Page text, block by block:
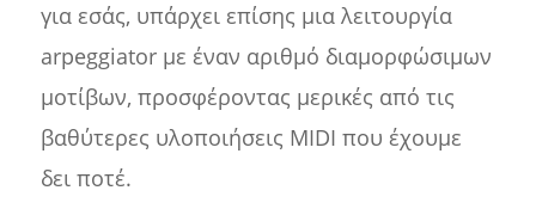
για εσάς, υπάρχει επίσης μια λειτουργία
arpeggiator με έναν αριθμό διαμορφώσιμων
μοτίβων, προσφέροντας μερικές από τις
βαθύτερες υλοποιήσεις MIDI που έχουμε
δει ποτέ.